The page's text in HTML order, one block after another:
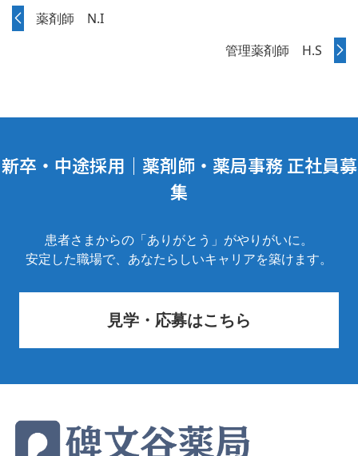
薬剤師 N.I
管理薬剤師 H.S
新卒・中途採用｜薬剤師・薬局事務 正社員募
集
患者さまからの「ありがとう」がやりがいに。
安定した職場で、あなたらしいキャリアを築けます。
見学・応募はこちら